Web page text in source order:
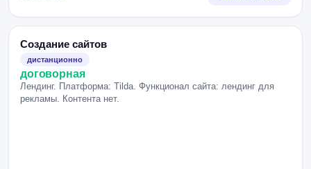
Создание сайтов
дистанционно
договорная
Лендинг. Платформа: Tilda. Функционал сайта: лендинг для
рекламы. Контента нет.